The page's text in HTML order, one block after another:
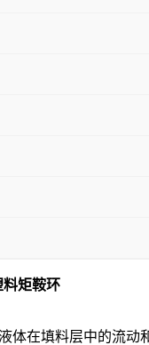
料矩鞍环
在填料层中的流动